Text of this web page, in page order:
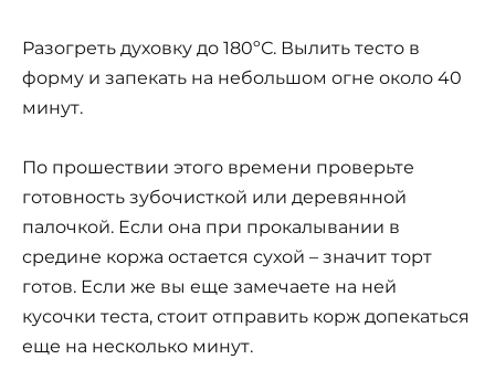
Разогреть духовку до 180ºС. Вылить тесто в
форму и запекать на небольшом огне около 40
минут.
По прошествии этого времени проверьте
готовность зубочисткой или деревянной
палочкой. Если она при прокалывании в
средине коржа остается сухой – значит торт
готов. Если же вы еще замечаете на ней
кусочки теста, стоит отправить корж допекаться
еще на несколько минут.